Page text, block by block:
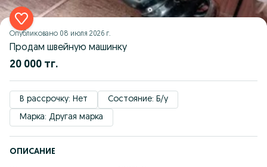
Опубликовано 08 июля 2026 г.
Продам швейную машинку
20 000 тг.
В рассрочку: Нет
Состояние: Б/у
Марка: Другая марка
ОПИСАНИЕ